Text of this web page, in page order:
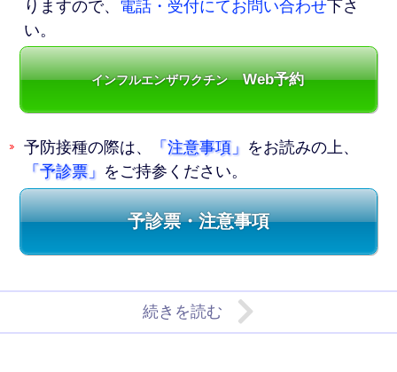
りますので、 電話・受付にてお問い合わせ下さ
い。
インフルエンザワクチン Web予約
予防接種の際は、 「注意事項」 をお読みの上、
「予診票」 をご持参ください。
予診票・注意事項
続きを読む